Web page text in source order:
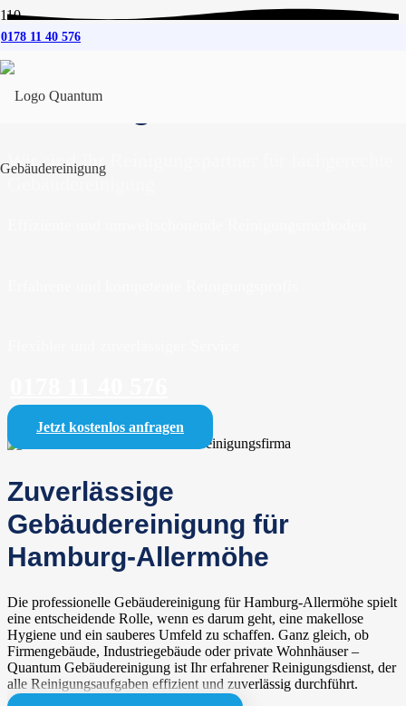
0178 11 40 576
Gebäudereinigung
Hamburg-Allermöhe
Wir sind Ihr Reinigungspartner für fachgerechte
Gebäudereinigung
Jetzt kostenlos anfragen
Zuverlässige
Gebäudereinigung für
Hamburg-Allermöhe
Die professionelle Gebäudereinigung für Hamburg-Allermöhe spielt
eine entscheidende Rolle, wenn es darum geht, eine makellose
Hygiene und ein sauberes Umfeld zu schaffen. Ganz gleich, ob
Firmengebäude, Industriegebäude oder private Wohnhäuser –
Quantum Gebäudereinigung ist Ihr erfahrener Reinigungsdienst, der
alle Reinigungsaufgaben effizient und zuverlässig durchführt.